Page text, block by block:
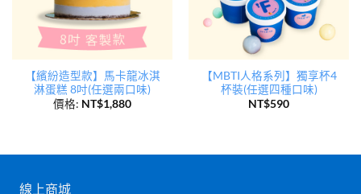
【繽紛造型款】馬卡龍冰淇
淋蛋糕 8吋(任選兩口味)
價格: NT$1,880
【MBTI人格系列】獨享杯4
杯裝(任選四種口味)
NT$590
線上商城